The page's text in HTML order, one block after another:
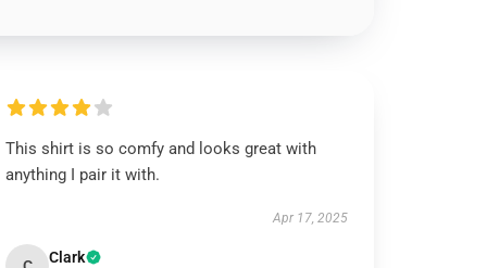
This shirt is so comfy and looks great with
anything I pair it with.
Apr 17, 2025
Clark